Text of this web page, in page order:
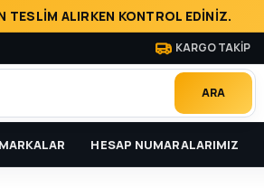
TESLİM ALIRKEN KONTROL EDİNİZ.
KARGO TAKİP
ARA
MARKALAR HESAP NUMARALARIMIZ